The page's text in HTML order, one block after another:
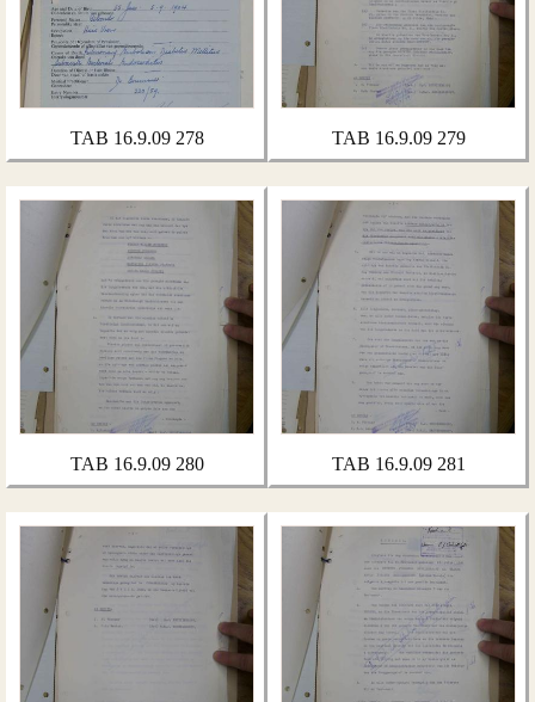
TAB 16.9.09 278 TAB 16.9.09 279
TAB 16.9.09 280 TAB 16.9.09 281